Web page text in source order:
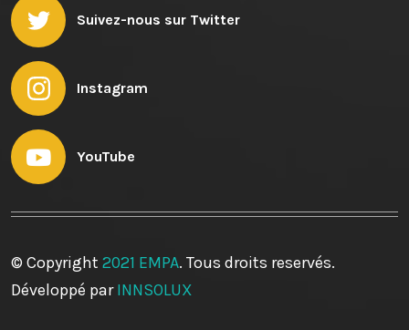
Suivez-nous sur Twitter
Instagram
YouTube
© Copyright 2021 EMPA. Tous droits reservés.
Développé parINNSOLUX